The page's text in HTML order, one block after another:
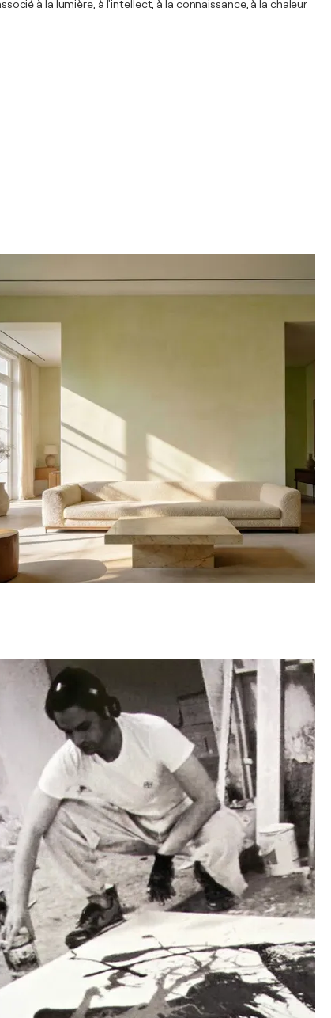
à la lumière, à l'intellect, à la connaissance, à la chaleur